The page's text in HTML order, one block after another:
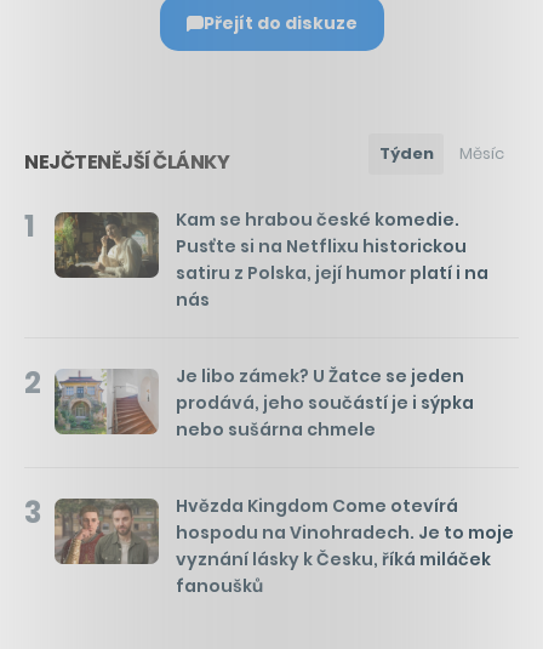
Přejít do diskuze
NEJČTENĚJŠÍ ČLÁNKY Týden Měsíc
1
Kam se hrabou české komedie.
Pusťte si na Netflixu historickou
satiru z Polska, její humor platí i na
nás
2
Je libo zámek? U Žatce se jeden
prodává, jeho součástí je i sýpka
nebo sušárna chmele
3
Hvězda Kingdom Come otevírá
hospodu na Vinohradech. Je to moje
vyznání lásky k Česku, říká miláček
fanoušků